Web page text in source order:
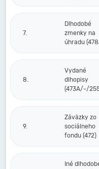
7.
Dlhodobé
zmenky na
úhradu
8.
Vydané
dlhopisy
(473A/-/
9.
Záväzky zo
sociálneho
fondu (472)
Iné